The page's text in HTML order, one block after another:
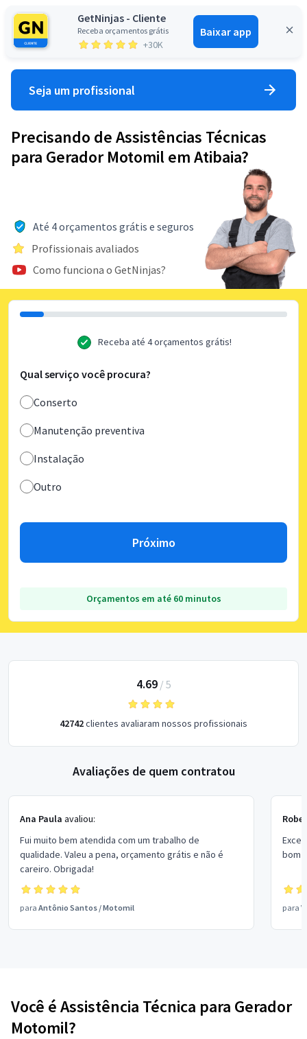
GetNinjas - Cliente
Receba orçamentos grátis
+30K
Baixar app
Entrar
Seja um profissional
Precisando de Assistências Técnicas
para Gerador Motomil em Atibaia?
Até 4 orçamentos grátis e seguros
Profissionais avaliados
Como funciona o GetNinjas?
Receba até 4 orçamentos grátis!
Qual serviço você procura?
Conserto
Manutenção preventiva
Instalação
Outro
Próximo
Orçamentos em até 60 minutos
4.69/ 5
42742clientes avaliaram nossos profissionais
Avaliações de quem contratou
Ana Paula avaliou:
Fui muito bem atendida com um trabalho de
qualidade. Valeu a pena, orçamento grátis e não é
careiro. Obrigada!
para Antônio Santos /Motomil
bom
para
Você é Assistência Técnica para Gerador
Motomil?